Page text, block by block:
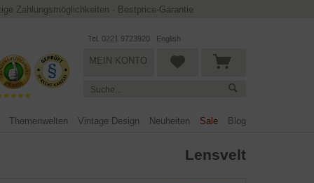
Zahlungsmöglichkeiten · Bestprice-Garantie
Tel. 0221 9723920 English
MEIN KONTO
Themenwelten Vintage Design Neuheiten Sale Blog
Lensvelt